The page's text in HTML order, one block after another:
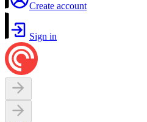
Create account
Sign in